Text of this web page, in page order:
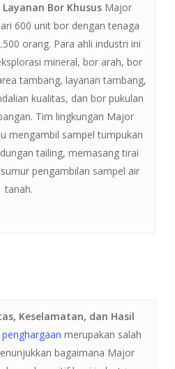
Bor KhususMajor
600 unit bor dengan tenaga
orang. Para ahli industri ini
mineral, bor arah, bor
tambang, layanan tambang,
kualitas, dan bor pukulan
Tim lingkungan Major
mengambil sampel tumpukan
tailing, memasang tirai
pengambilan sampel air
tanah.
Keselamatan, dan Hasil
merupakan salah
bagaimana Major